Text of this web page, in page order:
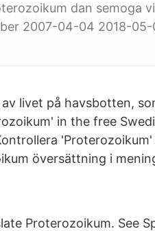
dan semoga
2007-04-04 2018-
livet på havsbotten,
in the free
översättning i
Proterozoikum. See